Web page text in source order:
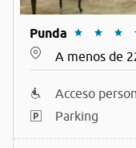
Punda
A menos de
Acceso
Parking